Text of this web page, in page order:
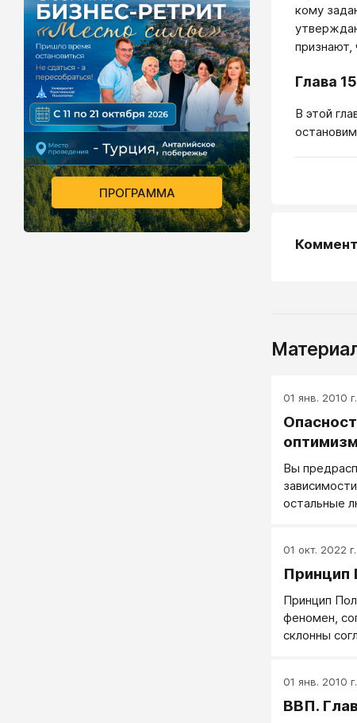
кому
признают,
Глава
В этой
01 янв. 2010 г.
Вы
остальные
путем, или
приступ? Не
что имеют
среднего.
что имеют
риска выше
01 окт. 2022 г.
Принцип
Принцип
феномен,
склонны
Механизм
механизм,
01 янв. 2010 г.
ВВП.
ПРОГРАММА